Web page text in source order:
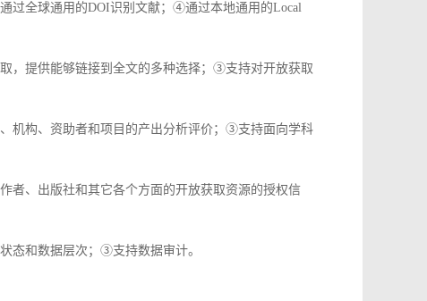
全球通用的DOI识别文献；④通过本地通用的Local
，提供能够链接到全文的多种选择；③支持对开放获取
机构、资助者和项目的产出分析评价；③支持面向学科
、出版社和其它各个方面的开放获取资源的授权信
态和数据层次；③支持数据审计。